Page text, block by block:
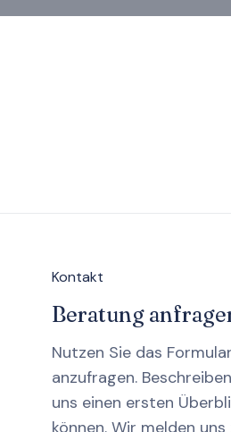
Kontakt
Beratung
Nutzen Sie das
anzufragen.
uns einen ersten
können. Wir melden